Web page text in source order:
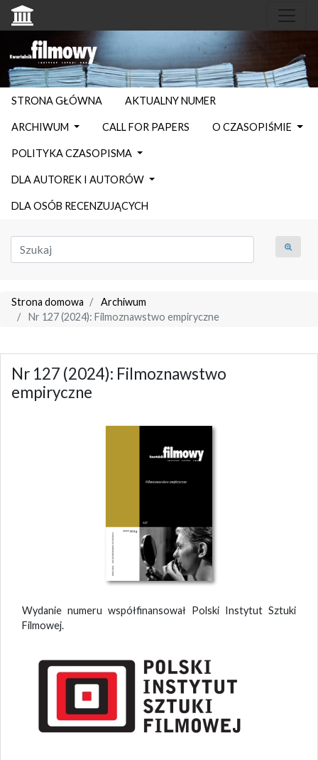
STRONA GŁÓWNA AKTUALNY NUMER
ARCHIWUM CALL FOR PAPERS O CZASOPIŚMIE
POLITYKA CZASOPISMA
DLA AUTOREK I AUTORÓW
DLA OSÓB RECENZUJĄCYCH
Strona domowa
Archiwum
Nr 127 (2024): Filmoznawstwo empiryczne
Nr 127 (2024): Filmoznawstwo
empiryczne
Wydanie numeru współfinansował Polski Instytut Sztuki
Filmowej.